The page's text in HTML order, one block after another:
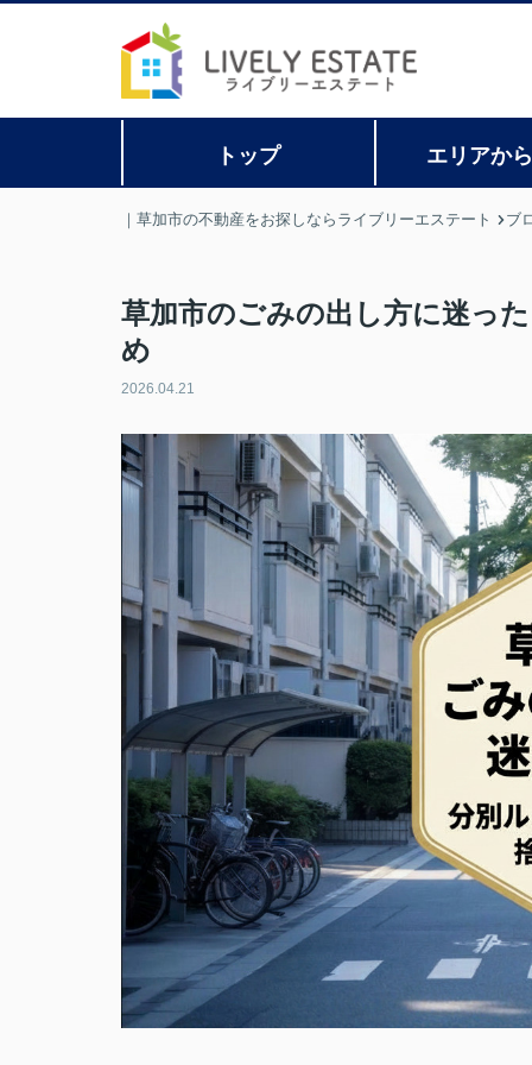
トップ エリアか
｜草加市の不動産をお探しならライブリーエステート ブ
草加市のごみの出し方に迷っ
め
2026.04.21